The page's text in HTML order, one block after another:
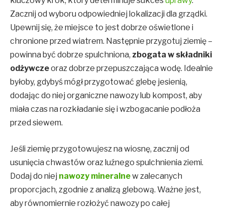
Zacznij od wyboru odpowiedniej lokalizacji dla grządki.
Upewnij się, że miejsce to jest dobrze oświetlone i
chronione przed wiatrem. Następnie przygotuj ziemię –
powinna być dobrze spulchniona, zbogata w składniki
odżywczeoraz dobrze przepuszczająca wodę. Idealnie
byłoby, gdybyś mógł przygotować glebę jesienią,
dodając do niej organiczne nawozy lub kompost, aby
miała czas na rozkładanie się i wzbogacanie podłoża
przed siewem.
Jeśli ziemię przygotowujesz na wiosnę, zacznij od
usunięcia chwastów oraz luźnego spulchnienia ziemi.
Dodaj do niej nawozy mineralnew zalecanych
proporcjach, zgodnie z analizą glebową. Ważne jest,
aby równomiernie rozłożyć nawozy po całej